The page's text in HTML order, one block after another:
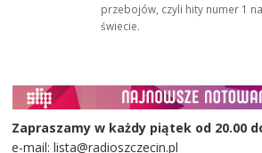
przebojów, czyli hity numer 1 na
świecie.
Zapraszamy w każdy piątek od 20.00
e-mail: lista@radioszczecin.pl